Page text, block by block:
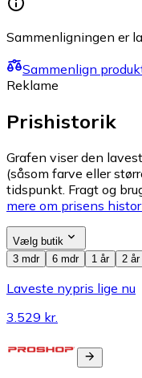
Sammenligningen er
Sammenlign
Reklame
Prishistorik
Grafen viser den
(såsom farve eller
tidspunkt. Fragt og
mere om prisens
Vælg butik
3 mdr
6 mdr 1 år 2 år
Laveste nypris lige nu
3.529 kr.